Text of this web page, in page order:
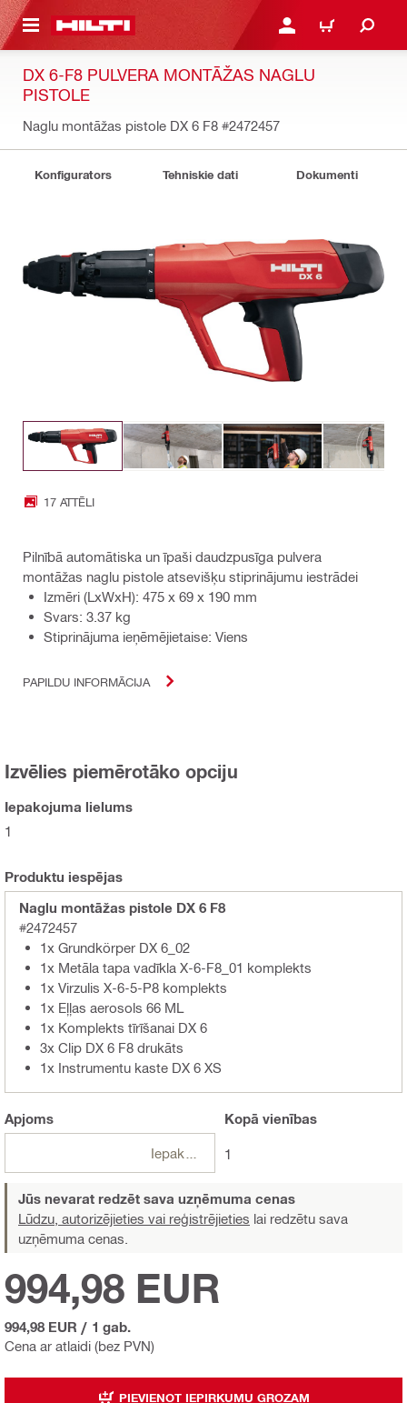
SATURU PIESLĒGTIES VAI
IEPIRKŠANĀS
DX 6-F8 PULVERA MONTĀŽAS NAGLU
PISTOLE
Naglu montāžas pistole DX 6 F8 #2472457
Konfigurators Tehniskie dati Dokumenti
17 ATTĒLI
Pilnībā automātiska un īpaši daudzpusīga pulvera
montāžas naglu pistole atsevišķu stiprinājumu iestrādei
Izmēri (LxWxH): 475 x 69 x 190 mm
Svars: 3.37 kg
Stiprinājuma ieņēmējietaise: Viens
PAPILDU INFORMĀCIJA
Izvēlies piemērotāko opciju
Iepakojuma lielums
1
Produktu iespējas
Naglu montāžas pistole DX 6 F8
#2472457
1x Grundkörper DX 6_02
1x Metāla tapa vadīkla X-6-F8_01 komplekts
1x Virzulis X-6-5-P8 komplekts
1x Eļļas aerosols 66 ML
1x Komplekts tīrīšanai DX 6
3x Clip DX 6 F8 drukāts
1x Instrumentu kaste DX 6 XS
Apjoms Kopā vienības
1
Jūs nevarat redzēt sava uzņēmuma cenas
Lūdzu, autorizējieties vai reģistrējieties lai redzētu sava
uzņēmuma cenas.
Cena ar atlaidi (bez PVN)
994,98 EUR
994,98 EUR / 1 gab.
PIEVIENOT IEPIRKUMU GROZAM